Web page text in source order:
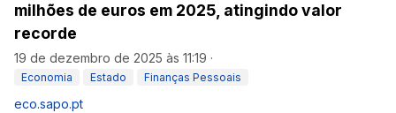
milhões de euros em 2025, atingindo valor
recorde
19 de dezembro de 2025 às 11:19 ·
Economia Estado Finanças Pessoais
eco.sapo.pt